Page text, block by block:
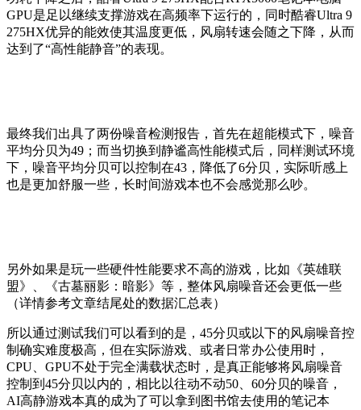
GPU是足以继续支撑游戏在高频率下运行的，同时酷睿Ultra 9
275HX优异的能效使其温度更低，风扇转速会随之下降，从而
达到了“高性能静音”的表现。
最终我们出具了两份噪音检测报告，首先在超能模式下，噪音
平均分贝为49；而当切换到静谧高性能模式后，同样测试环境
下，噪音平均分贝可以控制在43，降低了6分贝，实际听感上
也是更加舒服一些，长时间游戏本也不会感觉那么吵。
另外如果是玩一些硬件性能要求不高的游戏，比如《英雄联
盟》、《古墓丽影：暗影》等，整体风扇噪音还会更低一些
（详情参考文章结尾处的数据汇总表）
所以通过测试我们可以看到的是，45分贝或以下的风扇噪音控
制确实难度极高，但在实际游戏、或者日常办公使用时，
CPU、GPU不处于完全满载状态时，是真正能够将风扇噪音
控制到45分贝以内的，相比以往动不动50、60分贝的噪音，
AI高静游戏本真的成为了可以拿到图书馆去使用的笔记本